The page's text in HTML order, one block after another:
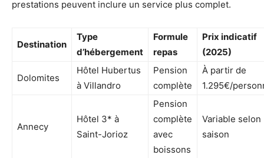
prestations peuvent inclure un service plus complet.
Destination
Type
d’hébergement
Formule
repas
Prix indicatif
(2025)
Dolomites
Hôtel Hubertus
à Villandro
Pension
complète
À partir de
1.295€/
Annecy
Hôtel 3* à
Saint-Jorioz
Pension
complète
avec
boissons
Variable selon
saison